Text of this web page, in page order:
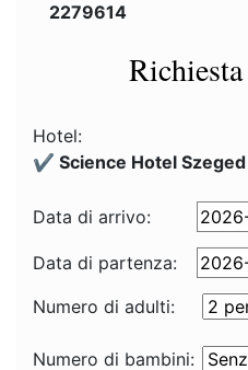
2279614
Hotel:
✔️ Science Hotel
Data di arrivo:
Data di partenza:
Numero di adulti:
Numero di bambini: